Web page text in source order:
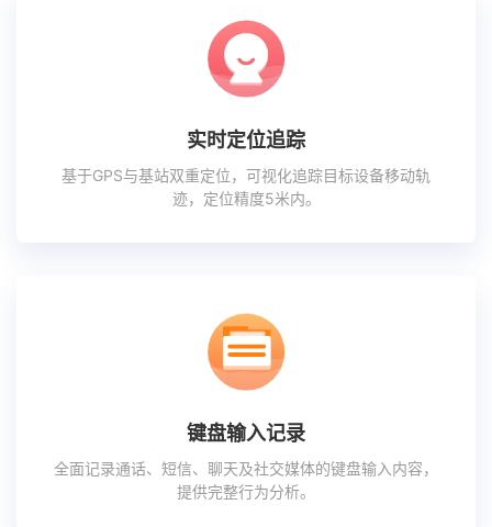
实时定位追踪
基于GPS与基站双重定位，可视化追踪目标设备移动轨
迹，定位精度5米内。
键盘输入记录
全面记录通话、短信、聊天及社交媒体的键盘输入内容，
提供完整行为分析。